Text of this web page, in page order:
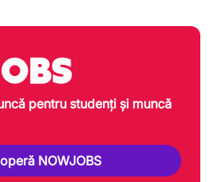
pentru studenți și muncă
NOWJOBS